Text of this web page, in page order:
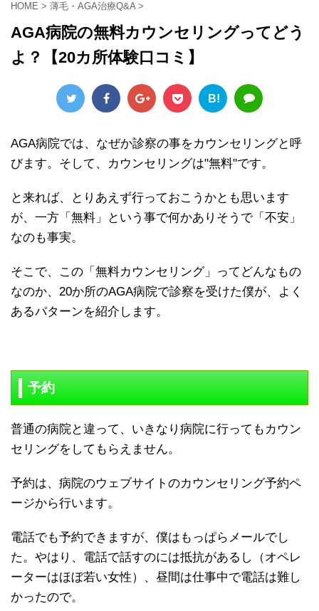
HOME > 薄毛・AGA治療Q&A >
AGA病院の無料カウンセリングってどう
よ？【20カ所体験口コミ】
B!
AGA病院では、なぜか診察の事をカウンセリングと呼
びます。そして、カウンセリングは"無料"です。
と来れば、とりあえず行っておこうかとも思います
が、一方「無料」という事で何かありそうで「不安」
なのも事実。
そこで、この「無料カウンセリング」ってどんなもの
なのか、20か所のAGA病院で診察を受けた僕が、よく
あるパターンを紹介します。
予約
普通の病院と違って、いきなり病院に行ってもカウン
セリングをしてもらえません。
予約は、病院のウェブサイトのカウンセリング予約ペ
ージから行います。
電話でも予約できますが、僕はもっぱらメールでし
た。やはり、電話で話すのには抵抗があるし（オペレ
ーターはほぼ若い女性）、昼間は仕事中で電話は難し
かったので。